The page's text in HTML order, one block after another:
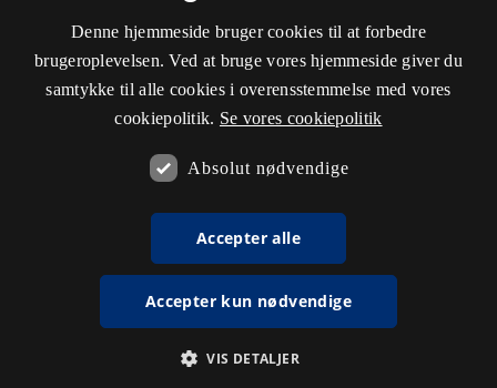
Denne hjemmeside bruger cookies til at forbedre
brugeroplevelsen. Ved at bruge vores hjemmeside giver du
samtykke til alle cookies i overensstemmelse med vores
cookiepolitik. Se vores cookiepolitik
Absolut nødvendige
Accepter alle
Accepter kun nødvendige
VIS DETALJER